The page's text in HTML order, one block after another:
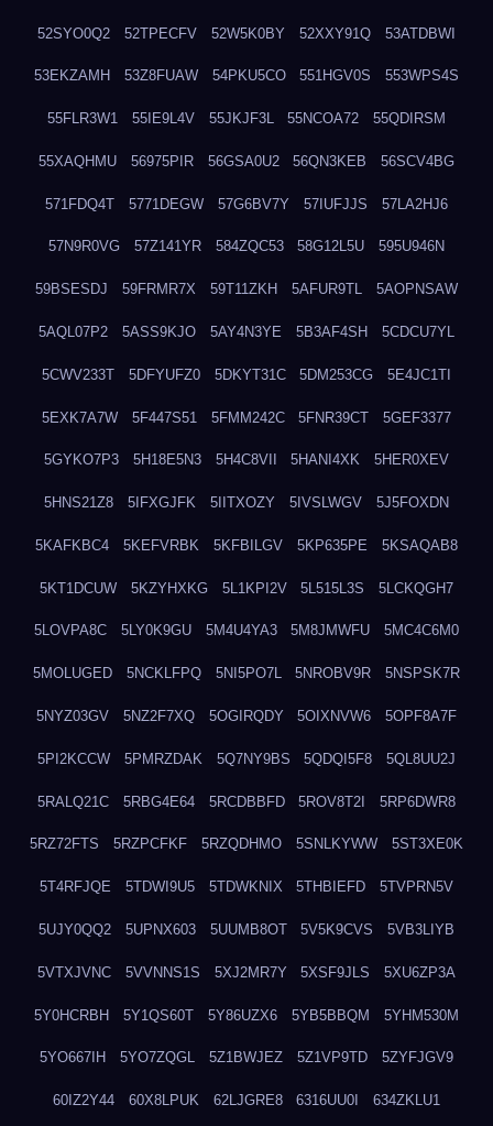
52SYO0Q2 52TPECFV 52W5K0BY 52XXY91Q 53ATDBWI
53EKZAMH 53Z8FUAW 54PKU5CO 551HGV0S 553WPS4S
55FLR3W1 55IE9L4V 55JKJF3L 55NCOA72 55QDIRSM
55XAQHMU 56975PIR 56GSA0U2 56QN3KEB 56SCV4BG
571FDQ4T 5771DEGW 57G6BV7Y 57IUFJJS 57LA2HJ6
57N9R0VG 57Z141YR 584ZQC53 58G12L5U 595U946N
59BSESDJ 59FRMR7X 59T11ZKH 5AFUR9TL 5AOPNSAW
5AQL07P2 5ASS9KJO 5AY4N3YE 5B3AF4SH 5CDCU7YL
5CWV233T 5DFYUFZ0 5DKYT31C 5DM253CG 5E4JC1TI
5EXK7A7W 5F447S51 5FMM242C 5FNR39CT 5GEF3377
5GYKO7P3 5H18E5N3 5H4C8VII 5HANI4XK 5HER0XEV
5HNS21Z8 5IFXGJFK 5IITXOZY 5IVSLWGV 5J5FOXDN
5KAFKBC4 5KEFVRBK 5KFBILGV 5KP635PE 5KSAQAB8
5KT1DCUW 5KZYHXKG 5L1KPI2V 5L515L3S 5LCKQGH7
5LOVPA8C 5LY0K9GU 5M4U4YA3 5M8JMWFU 5MC4C6M0
5MOLUGED 5NCKLFPQ 5NI5PO7L 5NROBV9R 5NSPSK7R
5NYZ03GV 5NZ2F7XQ 5OGIRQDY 5OIXNVW6 5OPF8A7F
5PI2KCCW 5PMRZDAK 5Q7NY9BS 5QDQI5F8 5QL8UU2J
5RALQ21C 5RBG4E64 5RCDBBFD 5ROV8T2I 5RP6DWR8
5RZ72FTS 5RZPCFKF 5RZQDHMO 5SNLKYWW 5ST3XE0K
5T4RFJQE 5TDWI9U5 5TDWKNIX 5THBIEFD 5TVPRN5V
5UJY0QQ2 5UPNX603 5UUMB8OT 5V5K9CVS 5VB3LIYB
5VTXJVNC 5VVNNS1S 5XJ2MR7Y 5XSF9JLS 5XU6ZP3A
5Y0HCRBH 5Y1QS60T 5Y86UZX6 5YB5BBQM 5YHM530M
5YO667IH 5YO7ZQGL 5Z1BWJEZ 5Z1VP9TD 5ZYFJGV9
60IZ2Y44 60X8LPUK 62LJGRE8 6316UU0I 634ZKLU1